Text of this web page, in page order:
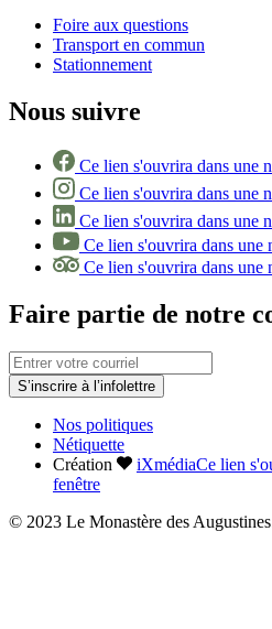
Foire aux questions
Transport en commun
Stationnement
Nous suivre
Ce lien s'ouvrira dans une
Ce lien s'ouvrira dans une
Ce lien s'ouvrira dans une
Ce lien s'ouvrira dans une
Ce lien s'ouvrira dans une
Faire partie de notre
S’inscrire à l’infolettre
Nos politiques
Nétiquette
Création
iXmédiaCe lien
fenêtre
© 2023 Le Monastère des